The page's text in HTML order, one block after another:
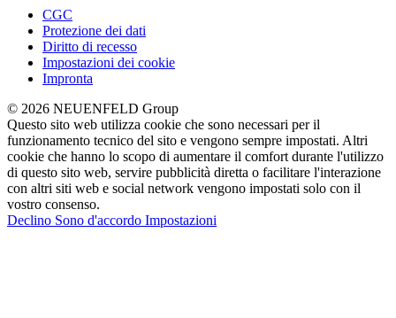
CGC
Protezione dei dati
Diritto di recesso
Impostazioni dei cookie
Impronta
© 2026 NEUENFELD Group
Questo sito web utilizza cookie che sono necessari per il
funzionamento tecnico del sito e vengono sempre impostati. Altri
cookie che hanno lo scopo di aumentare il comfort durante l'utilizzo
di questo sito web, servire pubblicità diretta o facilitare l'interazione
con altri siti web e social network vengono impostati solo con il
vostro consenso.
Declino Sono d'accordo Impostazioni